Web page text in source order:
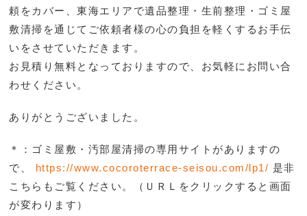
頼をカバー、東海エリアで遺品整理・生前整理・ゴミ屋
敷清掃を通じてご依頼者様の心の負担を軽くするお手伝
いをさせていただきます。
お見積り無料となっておりますので、お気軽にお問い合
わせください。
ありがとうございました。
＊：ゴミ屋敷・汚部屋清掃の専用サイトがありますの
で、 https://www.cocoroterrace-seisou.com/lp1/ 是非
こち らもご覧ください。（ＵＲＬをクリックすると画面
が変わります）